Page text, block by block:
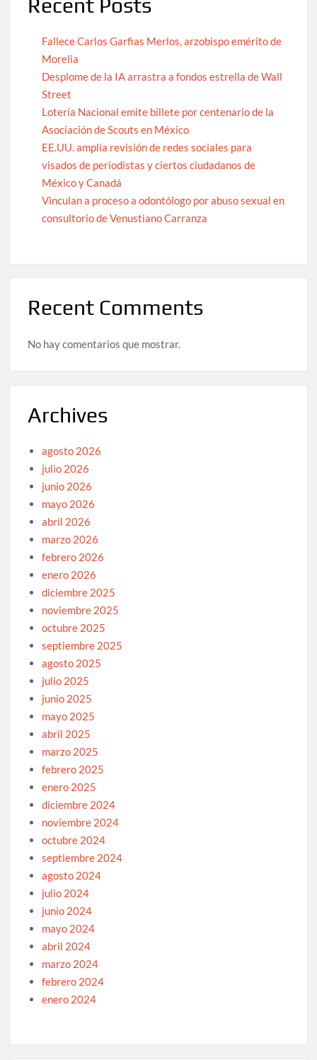
Recent Posts
Fallece Carlos Garfias Merlos, arzobispo emérito de
Morelia
Desplome de la IA arrastra a fondos estrella de Wall
Street
Lotería Nacional emite billete por centenario de la
Asociación de Scouts en México
EE.UU. amplía revisión de redes sociales para
visados de periodistas y ciertos ciudadanos de
México y Canadá
Vinculan a proceso a odontólogo por abuso sexual en
consultorio de Venustiano Carranza
Recent Comments
No hay comentarios que mostrar.
Archives
agosto 2026
julio 2026
junio 2026
mayo 2026
abril 2026
marzo 2026
febrero 2026
enero 2026
diciembre 2025
noviembre 2025
octubre 2025
septiembre 2025
agosto 2025
julio 2025
junio 2025
mayo 2025
abril 2025
marzo 2025
febrero 2025
enero 2025
diciembre 2024
noviembre 2024
octubre 2024
septiembre 2024
agosto 2024
julio 2024
junio 2024
mayo 2024
abril 2024
marzo 2024
febrero 2024
enero 2024